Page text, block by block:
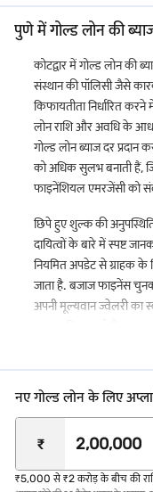
कोटद्वार में, गोल्ड लोन विभिन्न
बेहतरीन फाइनेंसिंग विकल्प
प्रमुख विशेषताएं यहां दी गई हैं:
पार्ट-रिलीज़ सुविधा
हमारीगोल्ड लोन पार्ट
पुनर्भुगतान कर सकते हैं
ज्वेलरी का एक हिस्सा
कोई पार्ट-प्री-पेमेंट या
अपने लोन का एक हिस्सा
पारदर्शी मूल्यांकन
यह सुनिश्चित करने के लिए
हम अपनी सभी शाखा में
गोल्ड का मुफ्त इंश्योरेंस
हमारा फ्री बीमा हमारी
मासिक, द्वि-मासिक,
ब्याज, अगर कोई हो,
गोल्ड लोन के लिए
पुणे में गोल्ड लोन की
कोटद्वार में गोल्ड लोन की
संस्थान की पॉलिसी जैसे
किफायतीता निर्धारित
लोन राशि और अवधि के
गोल्ड लोन ब्याज दर
को अधिक सुलभ बनाती हैं,
फाइनेंशियल एमरजेंसी को
छिपे हुए शुल्क की
दायित्वों के बारे में स्पष्ट
नियमित अपडेट से ग्राहक के
जाता है. बजाज फाइनेंस
अपनी मूल्यवान ज्वेलरी का
नए गोल्ड लोन के लिए
₹
₹5,000 से ₹2 करोड़ के बीच की